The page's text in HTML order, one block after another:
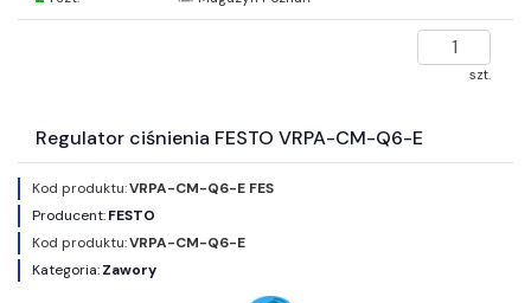
szt.
Regulator ciśnienia FESTO VRPA-CM-Q6-E
Kod produktu:VRPA-CM-Q6-E FES
Producent:FESTO
Kod produktu:VRPA-CM-Q6-E
Kategoria:Zawory